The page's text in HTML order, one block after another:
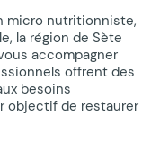
micro nutritionniste,
la région de Sète
accompagner
offrent des
besoins
objectif de restaurer